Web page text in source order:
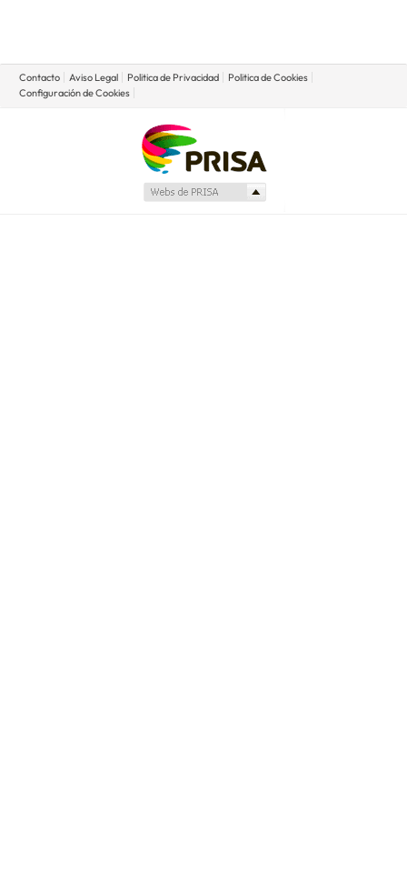
Contacto Aviso Legal Politica de Privacidad
Politica de Cookies
Configuración de Cookies